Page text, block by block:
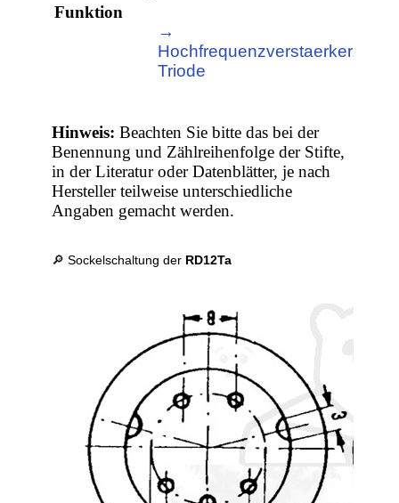
Funktion
→
Hochfrequenzverstaerker,
Triode
Hinweis: Beachten Sie bitte das bei der
Benennung und Zählreihenfolge der Stifte,
in der Literatur oder Datenblätter, je nach
Hersteller teilweise unterschiedliche
Angaben gemacht werden.
🔎 Sockelschaltung der RD12Ta